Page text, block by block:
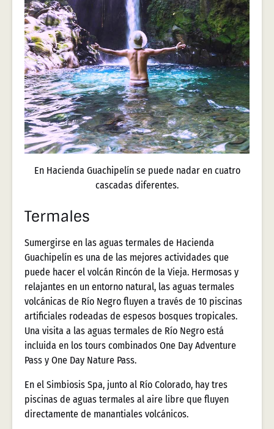
En Hacienda Guachipelín se puede nadar en cuatro
cascadas diferentes.
Termales
Sumergirse en las aguas termales de Hacienda
Guachipelín es una de las mejores actividades que
puede hacer el volcán Rincón de la Vieja. Hermosas y
relajantes en un entorno natural, las aguas termales
volcánicas de Río Negro fluyen a través de 10 piscinas
artificiales rodeadas de espesos bosques tropicales.
Una visita a las aguas termales de Río Negro está
incluida en los tours combinados One Day Adventure
Pass y One Day Nature Pass.
En el Simbiosis Spa, junto al Río Colorado, hay tres
piscinas de aguas termales al aire libre que fluyen
directamente de manantiales volcánicos.